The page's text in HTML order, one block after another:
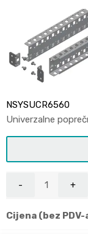
NSYSUCR6560
Univerzalne
Cijena (bez PDV-